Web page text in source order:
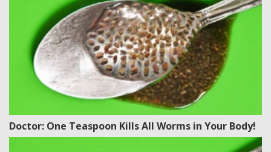
Doctor: One Teaspoon Kills All Worms in Your Body!